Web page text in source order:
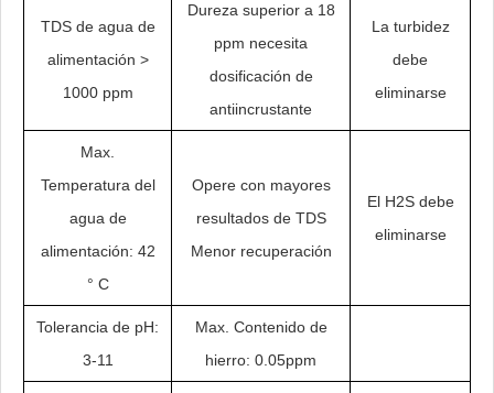
TDS de agua de
alimentación >
1000 ppm
Dureza superior a 18
ppm necesita
dosificación de
antiincrustante
La turbidez
debe
eliminarse
Max.
Temperatura del
agua de
alimentación: 42
° C
Opere con mayores
resultados de TDS
Menor recuperación
El H2S debe
eliminarse
Tolerancia de pH:
3-11
Max. Contenido de
hierro: 0.05ppm